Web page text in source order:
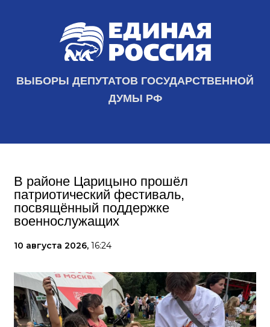
ВЫБОРЫ ДЕПУТАТОВ ГОСУДАРСТВЕННОЙ
ДУМЫ РФ
В районе Царицыно прошёл
патриотический фестиваль,
посвящённый поддержке
военнослужащих
10 августа 2026, 16:24